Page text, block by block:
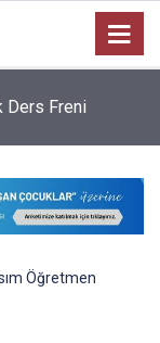
Ders Freni
Öğretmen